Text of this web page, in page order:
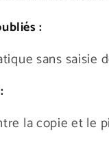
:
sans saisie
la copie et le